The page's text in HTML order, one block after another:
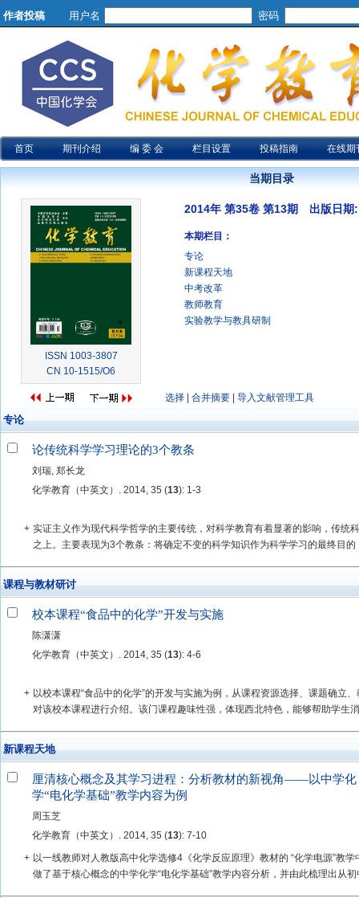
作者投稿 用户名 密码
首页 期刊介绍 编 委 会 栏目设置 投稿指南 在线期
当期目录
ISSN 1003-3807
CN 10-1515/O6
2014年 第35卷 第13期 出版日期
本期栏目：
专论
新课程天地
中考改革
教师教育
实验教学与教具研制
选择 合并摘要 导入文献管理工具
专论
论传统科学学习理论的3个教条
刘瑞, 郑长龙
化学教育（中英文）. 2014, 35 (13): 1-3
+ 实证主义作为现代科学哲学的主要传统，对科学教育有着显著的影响，传统
之上。主要表现为3个教条：将确定不变的科学知识作为科学学习的最终目
课程与教材研讨
校本课程“食品中的化学”开发与实施
陈潇潇
化学教育（中英文）. 2014, 35 (13): 4-6
+ 以校本课程“食品中的化学”的开发与实施为例，从课程资源选择、课题确立
对该校本课程进行介绍。该门课程趣味性强，体现西北特色，能够帮助学生
新课程天地
厘清核心概念及其学习进程：分析教材的新视角——以中学化
学“电化学基础”教学内容为例
周玉芝
化学教育（中英文）. 2014, 35 (13): 7-10
+ 以一线教师对人教版高中化学选修4《化学反应原理》教材的 “化学电源”教
做了基于核心概念的中学化学“电化学基础”教学内容分析，并由此梳理出从